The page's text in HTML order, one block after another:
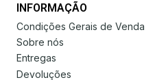
INFORMAÇÃO
Condições Gerais de Venda
Sobre nós
Entregas
Devoluções